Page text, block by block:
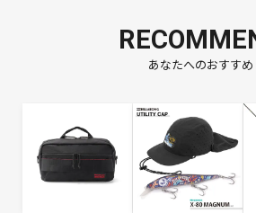
あなたへのおすすめ